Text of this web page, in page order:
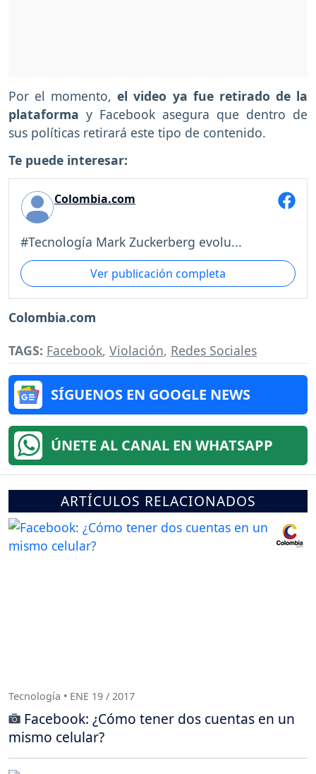
Por el momento,el video ya fue retirado de la
plataforma y Facebook asegura que dentro de
sus políticas retirará este tipo de contenido.
Te puede interesar:
Colombia.com
#Tecnología Mark Zuckerberg evolu...
Ver publicación completa
Colombia.com
TAGS: Facebook, Violación, Redes Sociales
SÍGUENOS EN GOOGLE NEWS
ÚNETE AL CANAL EN WHATSAPP
ARTÍCULOS RELACIONADOS
Tecnología • ENE 19 / 2017
Facebook: ¿Cómo tener dos cuentas en un
mismo celular?